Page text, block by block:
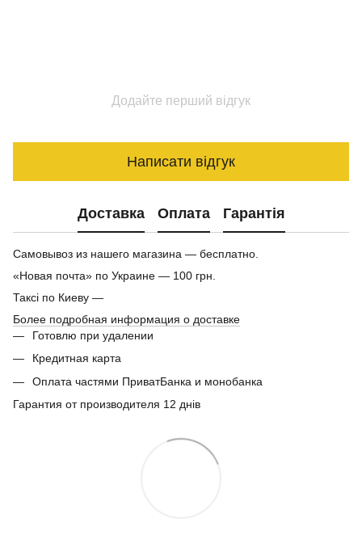
Додайте перший відгук
Написати відгук
Доставка Оплата Гарантія
Самовывоз из нашего магазина — бесплатно.
«Новая почта» по Украине — 100 грн.
Таксі по Киеву —
Более подробная информация о доставке
Готовлю при удалении
Кредитная карта
Оплата частями ПриватБанка и монобанка
Гарантия от производителя 12 днів